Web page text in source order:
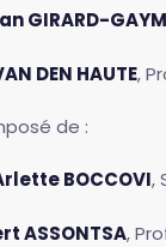
GIRARD-
DEN HAUTE,
de :
BOCCOVI,
ASSONTSA,